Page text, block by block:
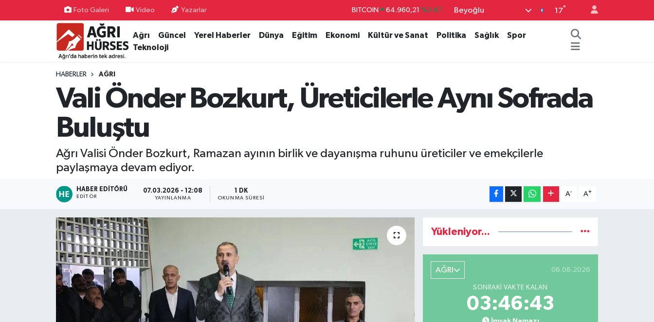
Foto Galeri Video Yazarlar DOLAR 47,7436 %0.18
BITCOIN 64.960,21 %0.87
Beyoğlu 17°
Ağrı Güncel Yerel Haberler Dünya Eğitim Ekonomi Kültür ve Sanat Politika Sağlık
Spor
Teknoloji
HABERLER AĞRI
Vali Önder Bozkurt, Üreticilerle Aynı Sofrada
Buluştu
Ağrı Valisi Önder Bozkurt, Ramazan ayının birlik ve dayanışma ruhunu üreticiler ve emekçilerle
paylaşmaya devam ediyor.
HABER EDITÖRÜ
EDITÖR
07.03.2026 - 12:08
YAYINLANMA
1 DK
OKUNMA SÜRESI
A- A+
Yükleniyor...
AĞRI 08.08.2026
SONRAKI VAKTE KALAN
03:46:41
Hava Durumu
Trafik Durumu
Süper Lig Puan Durumu ve Fikstür
Son Dakika Haberleri
Haber Arşivi